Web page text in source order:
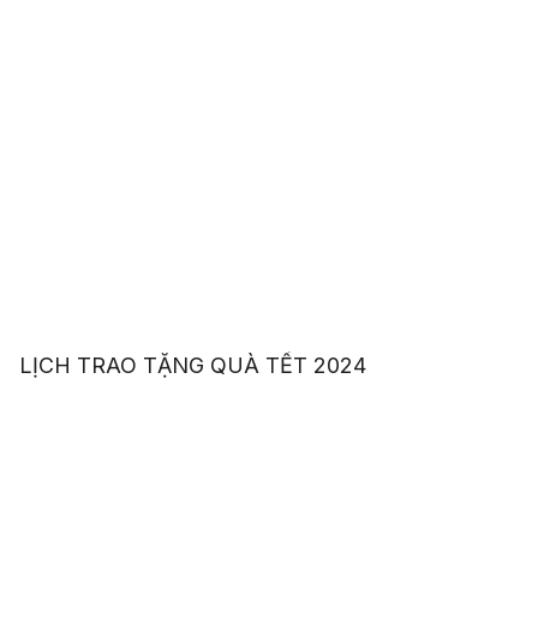
LỊCH TRAO TẶNG QUÀ TẾT 2024